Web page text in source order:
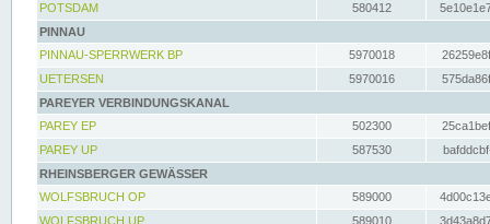
POTSDAM
580412
PINNAU
PINNAU-SPERRWERK BP
5970018
UETERSEN
5970016
PAREYER VERBINDUNGSKANAL
PAREY EP
502300
PAREY UP
587530
RHEINSBERGER GEWÄSSER
WOLFSBRUCH OP
589000
WOLFSBRUCH UP
589010